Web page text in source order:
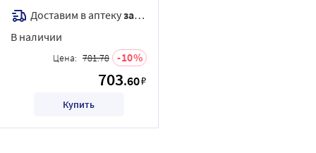
Доставим в аптекузавтра
В наличии
Цена: 781.78 10
703.60₽
Купить